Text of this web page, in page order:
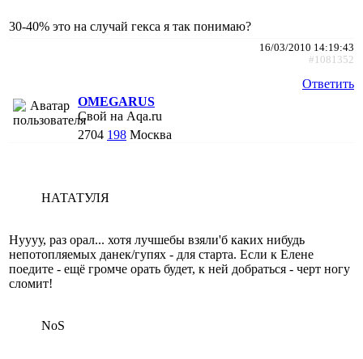
30-40% это на случай гекса я так понимаю?
16/03/2010 14:19:43
#1081352
Ответить
OMEGARUS
Свой на Aqa.ru
2704 198 Москва
НАТАТУЛЯ
Нуууу, раз орал... хотя лучшебы взяли'б каких нибудь
непотопляемых данек/гупях - для старта. Если к Елене
поедите - ещё громче орать будет, к ней добраться - черт ногу
сломит!
NoS